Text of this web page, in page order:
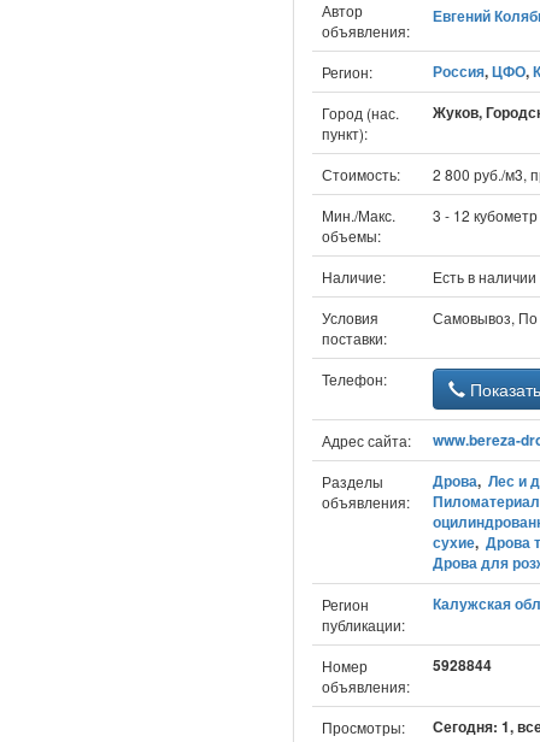
Автор
объявления:
Евгений
Регион: Россия,ЦФО,
Город (нас.
пункт):
Жуков,
Стоимость:
2 800 руб./м3,
Мин./Макс.
объемы:
3 - 12 кубометр
Наличие:
Есть в
Условия
поставки:
Самовывоз,
Телефон:
Адрес сайта: www.bereza-
Разделы
объявления:
Дрова, Лес и
сухие, Дрова
Дрова для
Регион
публикации:
Калужская
Номер
объявления:
5928844
Просмотры: Сегодня: 1,